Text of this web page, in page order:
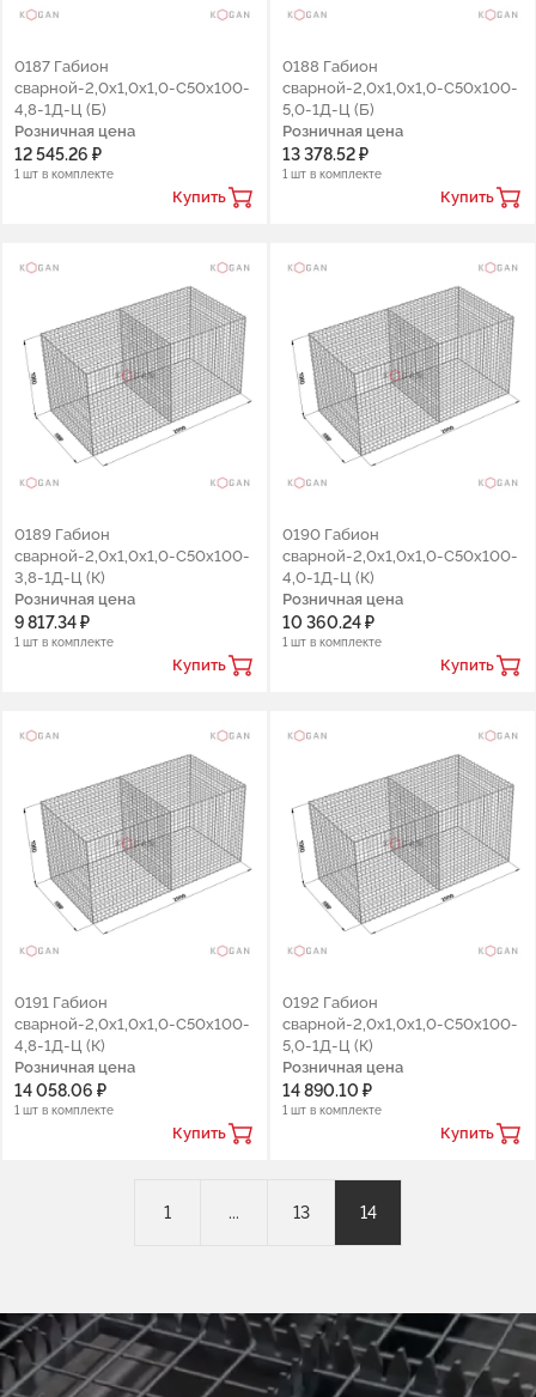
0187 Габион
сварной-2,0х1,0х1,0-С50х100-
4,8-1Д-Ц (Б)
Розничная цена
12 545.26 ₽
1 шт в комплекте
Купить
0188 Габион
сварной-2,0х1,0х1,0-С50х100-
5,0-1Д-Ц (Б)
Розничная цена
13 378.52 ₽
1 шт в комплекте
Купить
0189 Габион
сварной-2,0х1,0х1,0-С50х100-
3,8-1Д-Ц (К)
Розничная цена
9 817.34 ₽
1 шт в комплекте
Купить
0190 Габион
сварной-2,0х1,0х1,0-С50х100-
4,0-1Д-Ц (К)
Розничная цена
10 360.24 ₽
1 шт в комплекте
Купить
0191 Габион
сварной-2,0х1,0х1,0-С50х100-
4,8-1Д-Ц (К)
Розничная цена
14 058.06 ₽
1 шт в комплекте
Купить
0192 Габион
сварной-2,0х1,0х1,0-С50х100-
5,0-1Д-Ц (К)
Розничная цена
14 890.10 ₽
1 шт в комплекте
Купить
1 ... 13 14